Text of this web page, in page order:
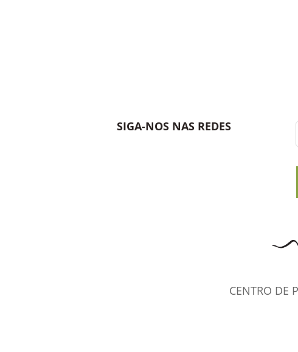
SIGA-NOS NAS REDES
CENTRO DE